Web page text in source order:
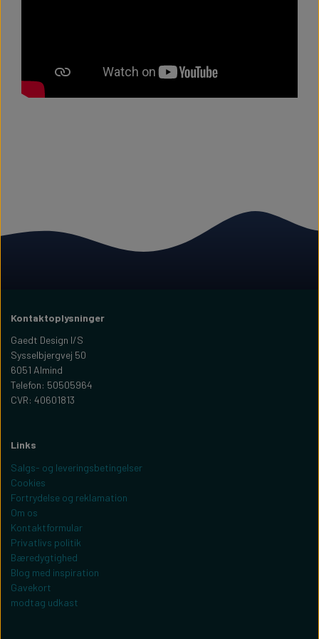
Kontaktoplysninger
Gaedt Design I/S
Sysselbjergvej 50
6051 Almind
Telefon: 50505964
CVR: 40601813
Links
Salgs- og leveringsbetingelser
Cookies
Fortrydelse og reklamation
Om os
Kontaktformular
Privatlivs politik
Bæredygtighed
Blog med inspiration
Gavekort
modtag udkast